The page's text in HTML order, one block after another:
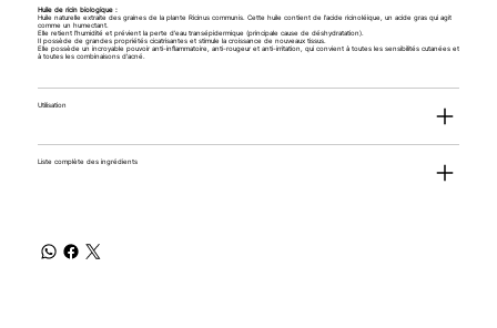
Huile de ricin biologique :
Huile naturelle extraite des graines de la plante Ricinus communis. Cette huile contient de l'acide ricinoléique, un acide gras qui agit
comme un humectant.
Elle retient l'humidité et prévient la perte d'eau transépidermique (principale cause de déshydratation).
Il possède de grandes propriétés cicatrisantes et stimule la croissance de nouveaux tissus.
Elle possède un incroyable pouvoir anti-inflammatoire, anti-rougeur et anti-irritation, qui convient à toutes les sensibilités cutanées et
à toutes les combinaisons d'acné.
Utilisation
Liste complète des ingrédients